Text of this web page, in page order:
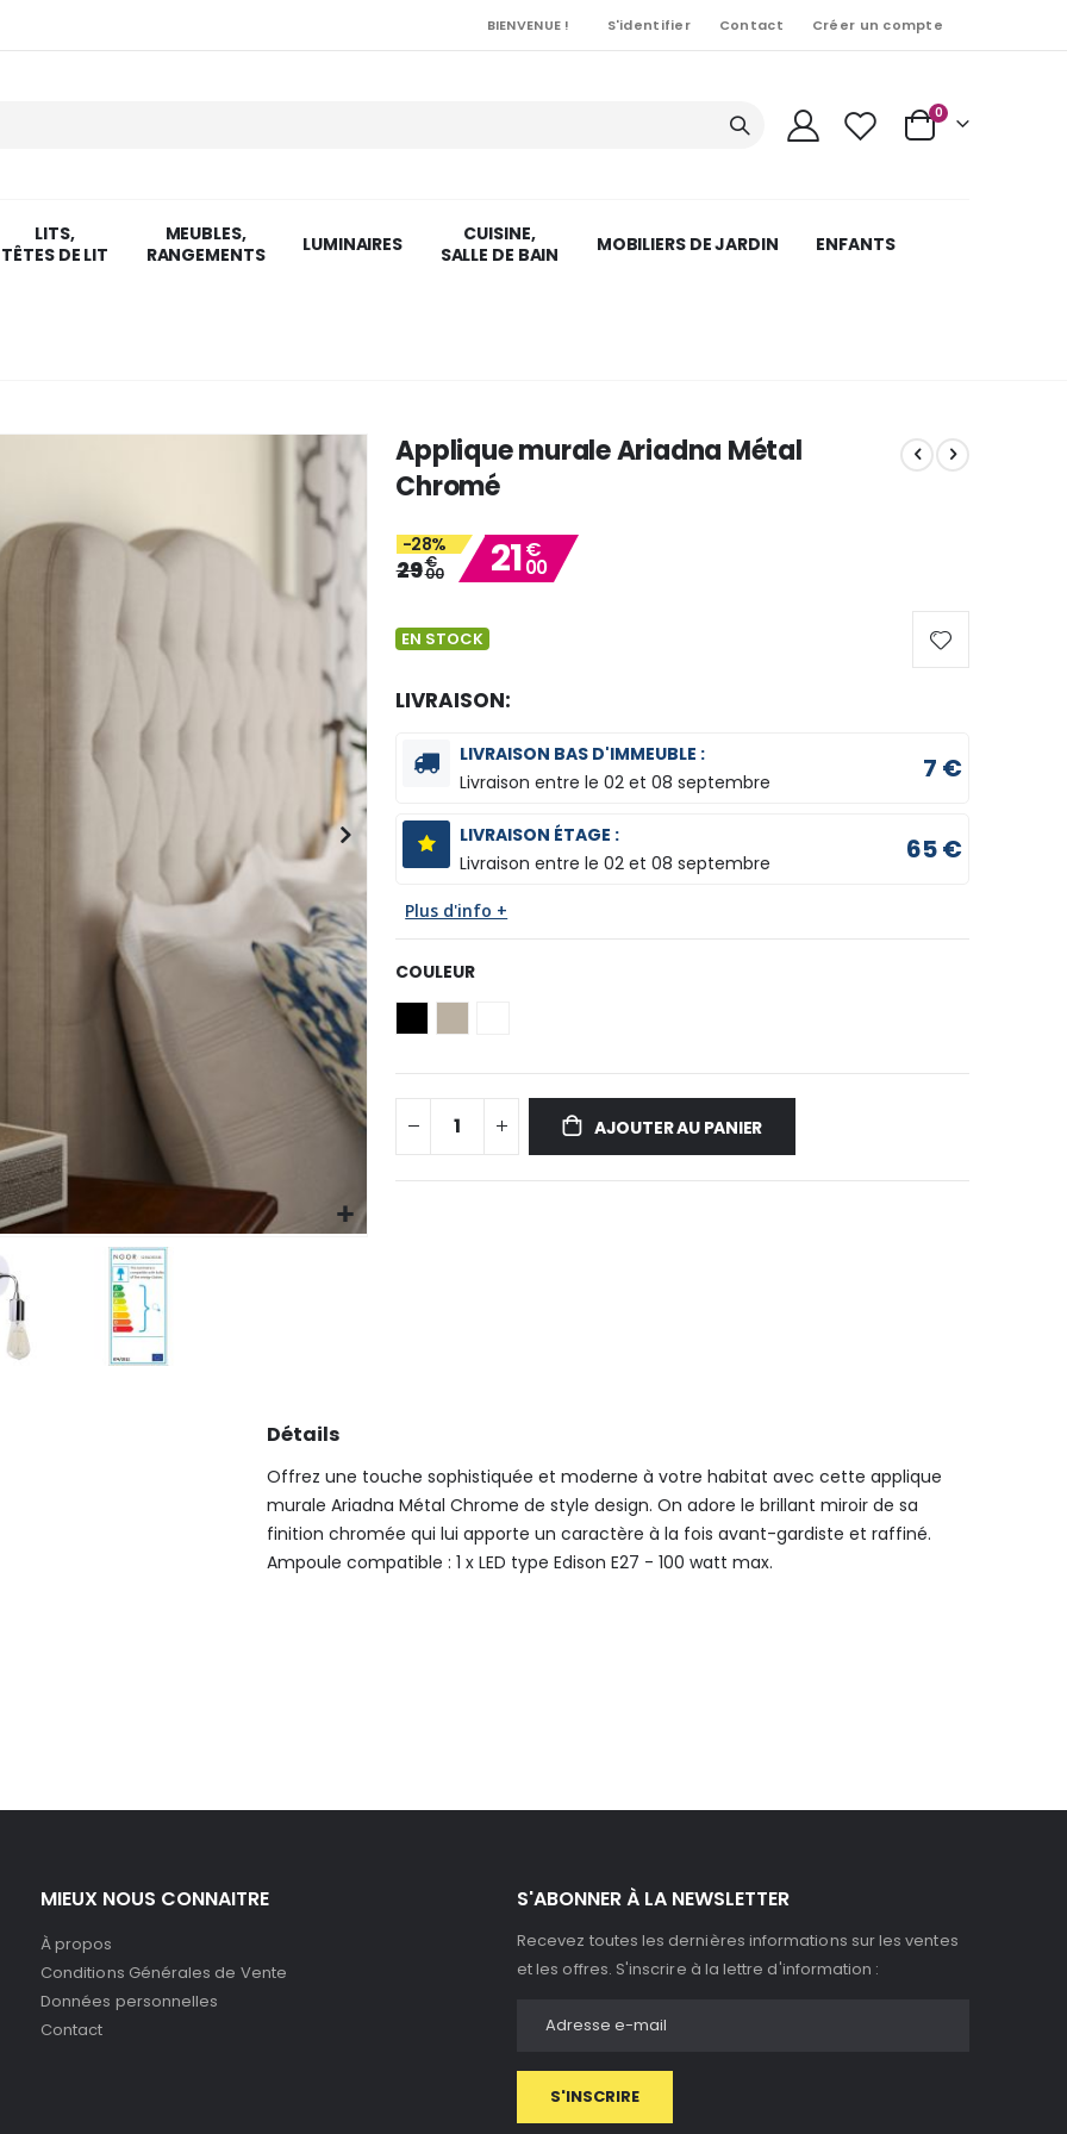
BIENVENUE ! S'identifier Contact Créer un compte
Cart
0Articles
LITS,
TÊTES DE LIT
MEUBLES,
RANGEMENTS
LUMINAIRES
CUISINE,
SALLE DE BAIN
MOBILIERS DE JARDIN ENFANTS
Applique murale Ariadna Métal
Chromé
-28%
29€
00 21€
00
EN STOCK
LIVRAISON:
LIVRAISON BAS D'IMMEUBLE :
Livraison entre le02 et 08 septembre 7 €
LIVRAISON ÉTAGE :
Livraison entre le02 et 08 septembre 65 €
Plus d'info +
COULEUR
AJOUTER AU PANIER
Détails
Offrez une touche sophistiquée et moderne à votre habitat avec cette applique
murale Ariadna Métal Chrome de style design. On adore le brillant miroir de sa
finition chromée qui lui apporte un caractère à la fois avant-gardiste et raffiné.
Ampoule compatible : 1 x LED type Edison E27 - 100 watt max.
MIEUX NOUS CONNAITRE
À propos
Conditions Générales de Vente
Données personnelles
Contact
S'ABONNER À LA NEWSLETTER
Recevez toutes les dernières informations sur les ventes
et les offres. S'inscrire à la lettre d'information :
S'INSCRIRE